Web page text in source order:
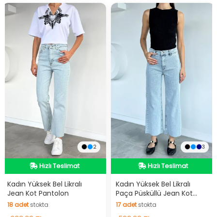
2
Hızlı Teslimat
Hızlı Teslimat
Kadın Yüksek Bel Likralı
Jean Kot Pantolon
18adetstokta
3
Hızlı Teslimat
Hızlı Teslimat
Kadın Yüksek Bel Likralı
Paça Püsküllü Jean Kot
Pantolon
17adetstokta